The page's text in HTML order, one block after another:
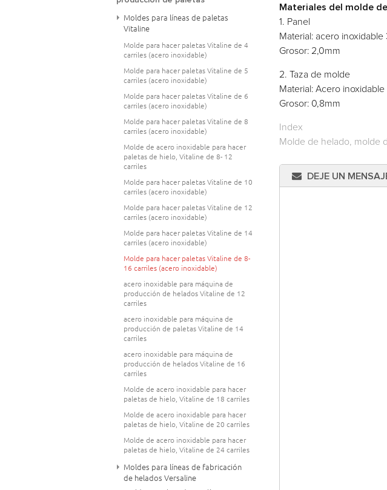
Materiales del molde
1. Panel
Material: acero inoxidable
Grosor: 2,0mm
2. Taza de molde
Material: Acero inoxidable
Grosor: 0,8mm
Index
Molde de helado, molde
DEJE UN
Moldes para líneas de paletas
Vitaline
Molde para hacer paletas Vitaline de 4
carriles (acero inoxidable)
Molde para hacer paletas Vitaline de 5
carriles (acero inoxidable)
Molde para hacer paletas Vitaline de 6
carriles (acero inoxidable)
Molde para hacer paletas Vitaline de 8
carriles (acero inoxidable)
Molde de acero inoxidable para hacer
paletas de hielo, Vitaline de 8- 12
carriles
Molde para hacer paletas Vitaline de 10
carriles (acero inoxidable)
Molde para hacer paletas Vitaline de 12
carriles (acero inoxidable)
Molde para hacer paletas Vitaline de 14
carriles (acero inoxidable)
Molde para hacer paletas Vitaline de 8-
16 carriles (acero inoxidable)
acero inoxidable para máquina de
producción de helados Vitaline de 12
carriles
acero inoxidable para máquina de
producción de paletas Vitaline de 14
carriles
acero inoxidable para máquina de
producción de helados Vitaline de 16
carriles
Molde de acero inoxidable para hacer
paletas de hielo, Vitaline de 18 carriles
Molde de acero inoxidable para hacer
paletas de hielo, Vitaline de 20 carriles
Molde de acero inoxidable para hacer
paletas de hielo, Vitaline de 24 carriles
Moldes para líneas de fabricación
de helados Versaline